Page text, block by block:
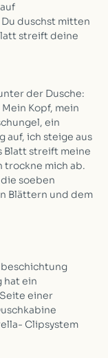
duschst mitten
streift deine
der Dusche:
Mein Kopf, mein
ein
auf, ich steige aus
Blatt streift meine
trockne mich ab.
soeben
Blättern und dem
hat ein
einer
Clipsystem